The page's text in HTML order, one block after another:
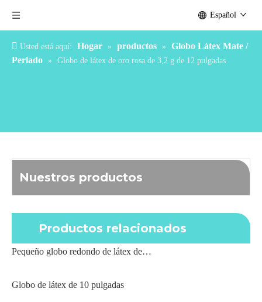
Español
Usted está aquí: Hogar » productos »
Globo Látex Mate /
Perlado
» Globo de látex de oro rosa de 3,2 g de 12 pulgadas
Nuestros productos
Productos relacionados
Pequeño globo redondo de látex de 5 pulgadas
Globo de látex de 10 pulgadas